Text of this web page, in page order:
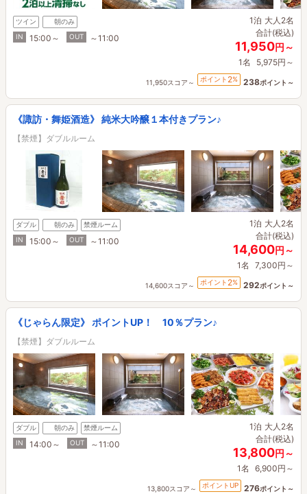
ツイン
朝のみ
IN
15:00～ OUT ～11:00
1泊 大人2名
合計(税込)
11,950円～
1名 5,975円～
11,950スコア～ ポイント 2% 238ポイント～
《諏訪・舞姫酒造》 純米大吟醸１本付きプラン♪
【禁煙】ダブルルーム
ダブル 朝のみ
禁煙ルーム
IN
15:00～ OUT ～11:00
1泊 大人2名
合計(税込)
14,600円～
1名 7,300円～
14,600スコア～ ポイント 2% 292ポイント～
《じゃらん限定》 ポイントUP！ 10％プラン♪
【禁煙】ダブルルーム
ダブル 朝のみ
禁煙ルーム
IN
14:00～ OUT ～11:00
1泊 大人2名
合計(税込)
13,800円～
1名 6,900円～
13,800スコア～ ポイントUP 276ポイント～